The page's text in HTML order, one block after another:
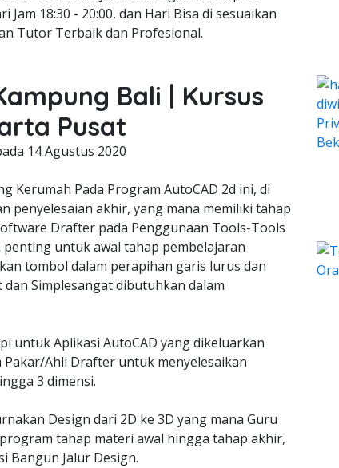
18:30 - 20:00, dan Hari Bisa di sesuaikan
Tutor Terbaik dan Profesional.
Bali | Kursus
Pusat
14 Agustus 2020
Kerumah Pada Program AutoCAD 2d ini, di
penyelesaian akhir, yang mana memiliki tahap
Drafter pada Penggunaan Tools-Tools
untuk awal tahap pembelajaran
tombol dalam perapihan garis lurus dan
Simplesangat dibutuhkan dalam
untuk Aplikasi AutoCAD yang dikeluarkan
Ahli Drafter untuk menyelesaikan
3 dimensi.
Design dari 2D ke 3D yang mana Guru
tahap materi awal hingga tahap akhir,
Bangun Jalur Design.